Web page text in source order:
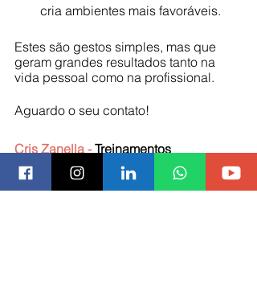
cria ambientes mais favoráveis.
Estes são gestos simples, mas que
geram grandes resultados tanto na
vida pessoal como na profissional.
Aguardo o seu contato!
Cris Zanella - Treinamentos